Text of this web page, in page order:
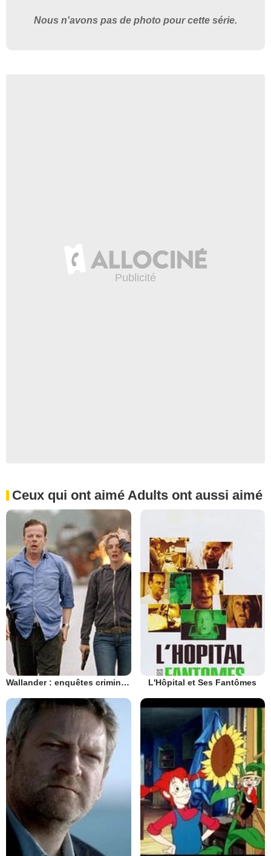
Nous n'avons pas de photo pour cette série.
Ceux qui ont aimé Adults ont aussi aimé
Wallander : enquêtes criminelles L'Hôpital et Ses Fantômes